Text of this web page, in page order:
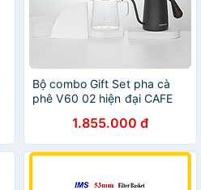
Bộ combo Gift Set pha cà
phê V60 02 hiện đại CAFE
1.855.000 đ